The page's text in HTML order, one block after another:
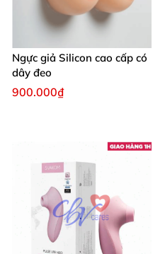
Ngực giả Silicon cao cấp có
dây đeo
900.000₫